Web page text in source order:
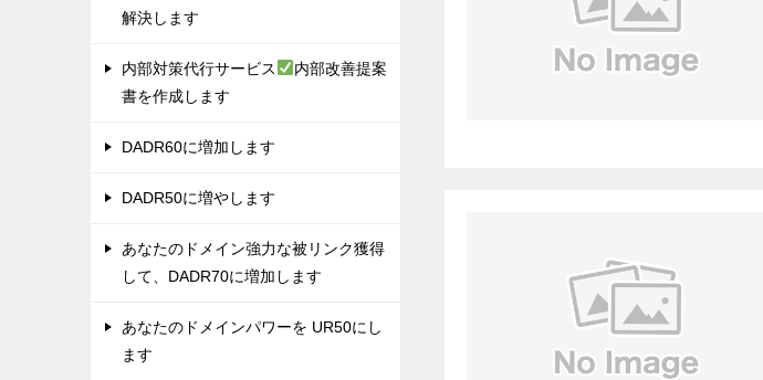
解決します
内部対策代行サービス
内部改善提案
書を作成します
DADR60に増加します
DADR50に増やします
あなたのドメイン強力な被リンク獲得
して、DADR70に増加します
あなたのドメインパワーを UR50にし
ます